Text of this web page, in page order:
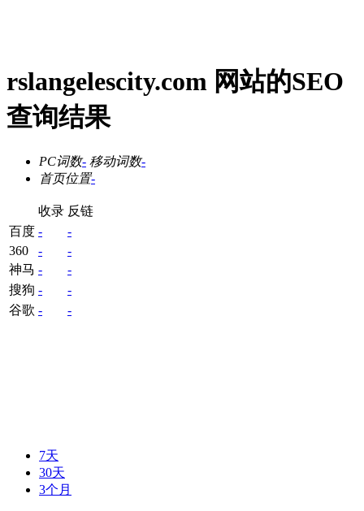
rslangelescity.com 网站的SEO
查询结果
PC词数- 移动词数-
首页位置-
收录 反链
百度 -
-
360
-
-
神马 -
-
搜狗 -
-
谷歌 - -
7天
30天
3个月